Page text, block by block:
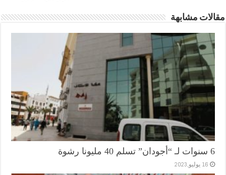
مقالات مشابهة
6 سنوات لـ “أجودان” تسلم 40 مليونا رشوة
16 يوليو,2023